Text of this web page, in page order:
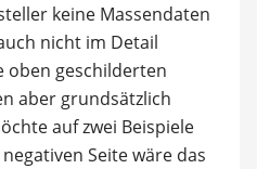
keine Massendaten
nicht im Detail
oben geschilderten
aber grundsätzlich
auf zwei Beispiele
Seite wäre das